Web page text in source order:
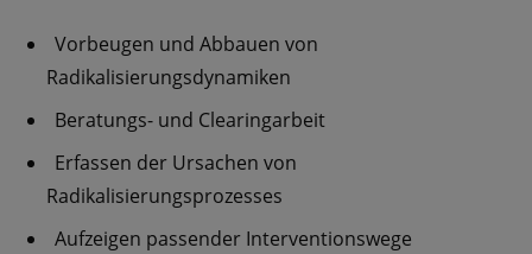
Vorbeugen und Abbauen von
Radikalisierungsdynamiken
Beratungs- und Clearingarbeit
Erfassen der Ursachen von
Radikalisierungsprozesses
Aufzeigen passender Interventionswege